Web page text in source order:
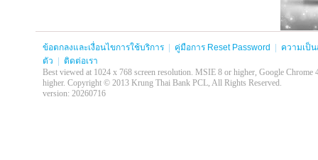
ข้อตกลงและเงื่อนไขการใช้บริการ คู่มือการ Reset Password
ความเป็
ตัว
ติดต่อเรา
Best viewed at 1024 x 768 screen resolution. MSIE 8 or higher, Google Chrome
higher. Copyright © 2013 Krung Thai Bank PCL, All Rights Reserved.
version: 20260716